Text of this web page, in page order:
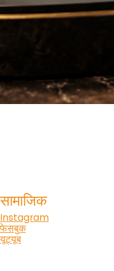
सामाजिक
Instagram
फेसबुक
यूट्यूब